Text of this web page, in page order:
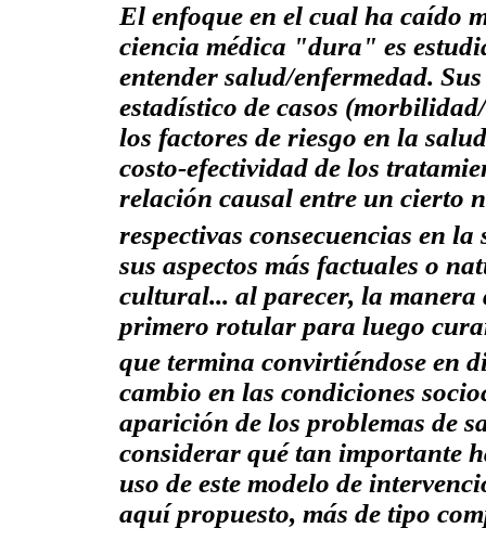
El enfoque en el cual ha caído
ciencia médica "dura" es
entender salud/enfermedad.
estadístico de casos
los factores de riesgo en la
costo-efectividad de los
relación causal entre un cierto
respectivas consecuencias en la
sus aspectos más factuales o
cultural... al parecer, la manera
primero rotular para luego
que termina convirtiéndose en
cambio en las condiciones
aparición de los problemas de
considerar qué tan importante
uso de este modelo de
aquí propuesto, más de tipo